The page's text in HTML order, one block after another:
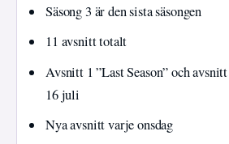
Säsong 3 är den sista säsongen
11 avsnitt totalt
Avsnitt 1 ”Last Season” och
16 juli
Nya avsnitt varje onsdag